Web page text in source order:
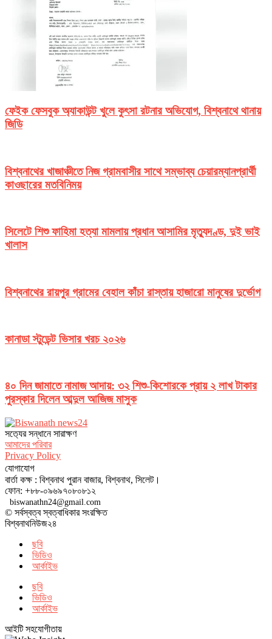
ফেইক ফেসবুক অ্যাকাউন্ট খুলে কুৎসা রটনার অভিযোগ, বিশ্বনাথে থানায়
জিডি
বিশ্বনাথের খাজাঞ্চীতে নিজ গ্রামবাসীর সাথে সম্ভাব্য চেয়ারম্যানপ্রার্থী
কাওছারের মতবিনিময়
সিলেটে শিশু ফাহিমা হত্যা মামলায় প্রধান আসামির মৃত্যুদণ্ড, দুই ভাই
খালাস
বিশ্বনাথের রায়পুর গ্রামের বেহাল কাঁচা রাস্তায় হাজারো মানুষের দুর্ভোগ
কানাডা স্টুডেন্ট ভিসার খরচ ২০২৬
৪০ দিন জামাতে নামাজ আদায়: ৩২ শিশু-কিশোরকে প্রায় ২ লাখ টাকার
পুরস্কার দিলেন আব্দুল আজিজ মাসুক
সত‌্যের সন্ধানে সারাক্ষণ
আমাদের পরিবার
Privacy Policy
যোগাযোগ
বার্তা কক্ষ : বিশ্বনাথ পুরান বাজার, বিশ্বনাথ, সিলেট।
ফোন: +৮৮-০৯৬৯৭০৮০৮১২
biswanathn24@gmail.com
© সর্বস্বত্ব স্বত্বাধিকার সংরক্ষিত
বিশ্বনাথনিউজ২৪
ছবি
ভিডিও
আর্কাইভ
ছবি
ভিডিও
আর্কাইভ
আইটি সহযোগীতায়